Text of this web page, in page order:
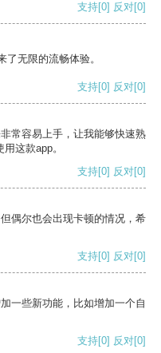
支持[0] 反对[0]
无限的流畅体验。
支持[0] 反对[0]
常容易上手，让我能够快速熟
这款app。
支持[0] 反对[0]
偶尔也会出现卡顿的情况，希
支持[0] 反对[0]
一些新功能，比如增加一个自
支持[0] 反对[0]